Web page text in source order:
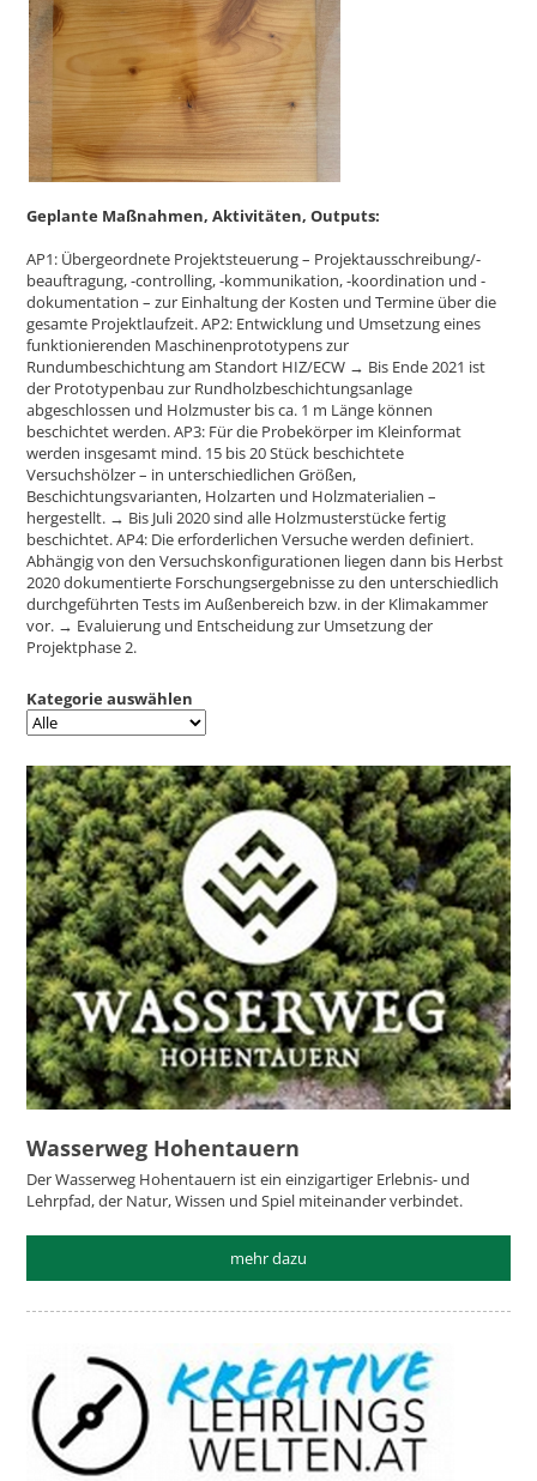
Geplante Maßnahmen, Aktivitäten, Outputs:
AP1: Übergeordnete Projektsteuerung – Projektausschreibung/-
beauftragung, -controlling, -kommunikation, -koordination und -
dokumentation – zur Einhaltung der Kosten und Termine über die
gesamte Projektlaufzeit. AP2: Entwicklung und Umsetzung eines
funktionierenden Maschinenprototypens zur
Rundumbeschichtung am Standort HIZ/ECW → Bis Ende 2021 ist
der Prototypenbau zur Rundholzbeschichtungsanlage
abgeschlossen und Holzmuster bis ca. 1 m Länge können
beschichtet werden. AP3: Für die Probekörper im Kleinformat
werden insgesamt mind. 15 bis 20 Stück beschichtete
Versuchshölzer – in unterschiedlichen Größen,
Beschichtungsvarianten, Holzarten und Holzmaterialien –
hergestellt. → Bis Juli 2020 sind alle Holzmusterstücke fertig
beschichtet. AP4: Die erforderlichen Versuche werden definiert.
Abhängig von den Versuchskonfigurationen liegen dann bis Herbst
2020 dokumentierte Forschungsergebnisse zu den unterschiedlich
durchgeführten Tests im Außenbereich bzw. in der Klimakammer
vor. → Evaluierung und Entscheidung zur Umsetzung der
Projektphase 2.
Kategorie auswählen
Wasserweg Hohentauern
Der Wasserweg Hohentauern ist ein einzigartiger Erlebnis- und
Lehrpfad, der Natur, Wissen und Spiel miteinander verbindet.
mehr dazu